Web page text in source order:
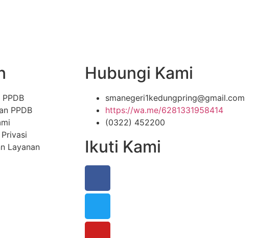
PPDB
Layanan
Hubungi Kami
smanegeri1kedungpring@gmail.com
https://wa.me/6281331958414
(0322) 452200
Ikuti Kami